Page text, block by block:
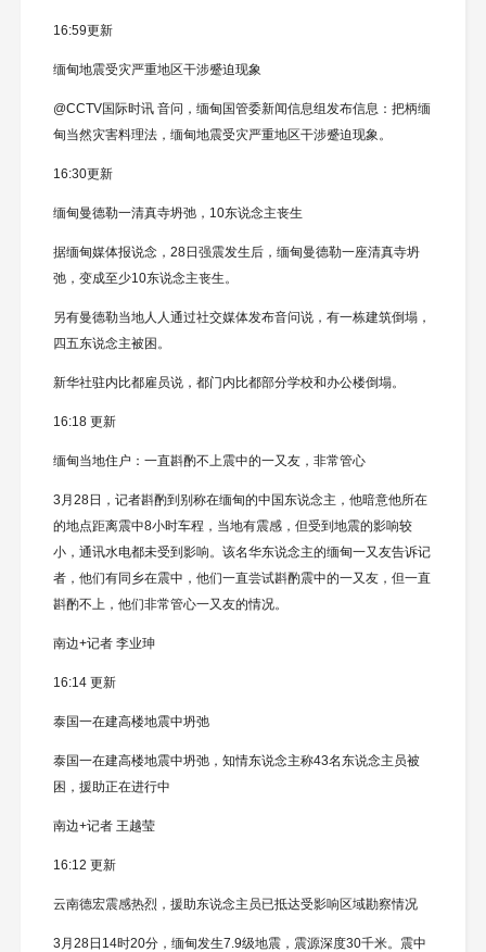
16:59更新
缅甸地震受灾严重地区干涉蹙迫现象
@CCTV国际时讯 音问，缅甸国管委新闻信息组发布信息：把柄缅
甸当然灾害料理法，缅甸地震受灾严重地区干涉蹙迫现象。
16:30更新
缅甸曼德勒一清真寺坍弛，10东说念主丧生
据缅甸媒体报说念，28日强震发生后，缅甸曼德勒一座清真寺坍
弛，变成至少10东说念主丧生。
另有曼德勒当地人人通过社交媒体发布音问说，有一栋建筑倒塌，
四五东说念主被困。
新华社驻内比都雇员说，都门内比都部分学校和办公楼倒塌。
16:18 更新
缅甸当地住户：一直斟酌不上震中的一又友，非常管心
3月28日，记者斟酌到别称在缅甸的中国东说念主，他暗意他所在
的地点距离震中8小时车程，当地有震感，但受到地震的影响较
小，通讯水电都未受到影响。该名华东说念主的缅甸一又友告诉记
者，他们有同乡在震中，他们一直尝试斟酌震中的一又友，但一直
斟酌不上，他们非常管心一又友的情况。
南边+记者 李业珅
16:14 更新
泰国一在建高楼地震中坍弛
泰国一在建高楼地震中坍弛，知情东说念主称43名东说念主员被
困，援助正在进行中
南边+记者 王越莹
16:12 更新
云南德宏震感热烈，援助东说念主员已抵达受影响区域勘察情况
3月28日14时20分，缅甸发生7.9级地震，震源深度30千米。震中